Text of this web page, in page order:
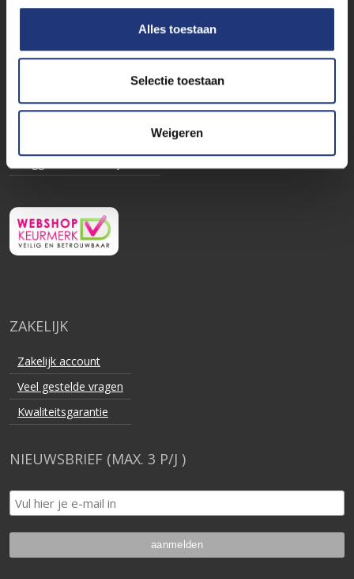
Alles toestaan
Selectie toestaan
Weigeren
Inloggen
Hoe werkt het?
Over ons
ZAKELIJK
Zakelijk account
Veel gestelde vragen
Kwaliteitsgarantie
NIEUWSBRIEF (MAX. 3 P/J )